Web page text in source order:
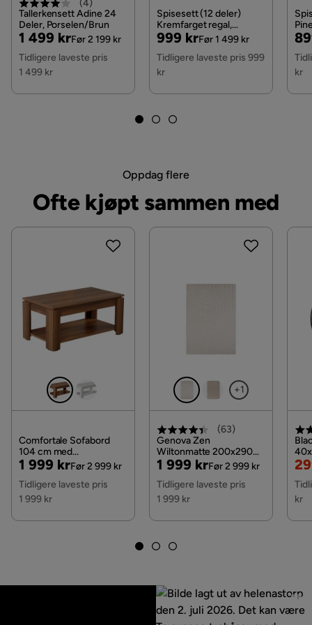
Øvrig informasjon
(4)
Tallerkensett Adine 24
Deler, Porselen/Brun
Pris
1 499 kr
Original
Pris
Før 2 199 kr
Tidligere laveste pris
1 499 kr
Spisesett (12 deler)
Kremfarget regal,
Cremehvit
Pris
999 kr
Original
Pris
Før 1 499 kr
Tidligere laveste pris 999
kr
kr
Oppdag flere
Ofte kjøpt sammen med
Comfortale Sofabord
104 cm med
Oppbevaringshylle,
Valnøttsbrun
Pris
1 999 kr
Original
Pris
Før 2 999 kr
Tidligere laveste pris
1 999 kr
+1
(63)
Genova Zen
Wiltonmatte 200x290
cm, Hvit
Pris
1 999 kr
Original
Pris
Før 2 999 kr
Tidligere laveste pris
1 999 kr
kr